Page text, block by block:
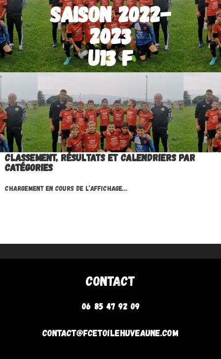
Saison 2022-
2023
U13 F
Classement, résultats et calendriers par
catégories
Chargement en cours de l’affichage…
Contact
06 85 47 92 09
contact@fcetoilehuveaune.com